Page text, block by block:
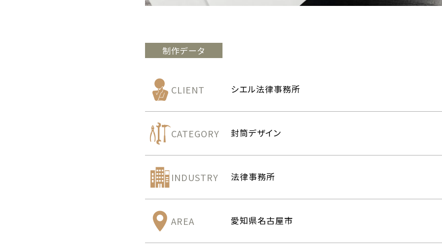
制作データ
CLIENT シエル法律事務所
CATEGORY 封筒デザイン
INDUSTRY 法律事務所
AREA 愛知県名古屋市